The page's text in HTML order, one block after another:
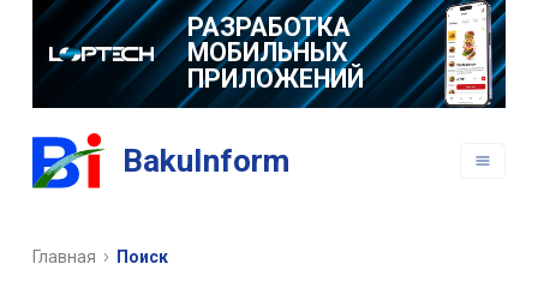
РАЗРАБОТКА
МОБИЛЬНЫХ
ПРИЛОЖЕНИЙ
BakuInform
Главная Поиск